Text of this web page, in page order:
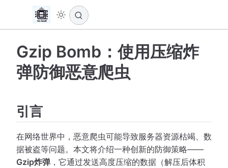
Gzip Bomb：使用压缩炸
弹防御恶意爬虫
引言
在网络世界中，恶意爬虫可能导致服务器资源枯竭、数
据被盗等问题。本文将介绍一种创新的防御策略——
Gzip炸弹，它通过发送高度压缩的数据（解压后体积